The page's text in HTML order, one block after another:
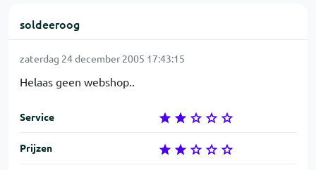
soldeeroog
zaterdag 24 december 2005 17:43:15
Helaas geen webshop..
Service
Prijzen